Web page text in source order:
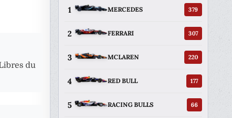
du
1 MERCEDES 379
2 FERRARI 307
3 MCLAREN 220
4 RED BULL 177
5 RACING BULLS 66